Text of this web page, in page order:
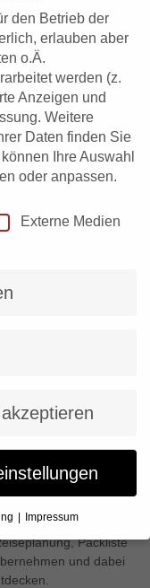
den
wurden die
für kleine
zwischen
Innovationen
Tipps für die
Intelligenz
Packliste
und dabei
den Betrieb der
erlauben aber
o.Ä.
werden (z.
Anzeigen und
Weitere
Daten finden Sie
Ihre Auswahl
oder anpassen.
Externe Medien
Impressum
Zustimmung zu